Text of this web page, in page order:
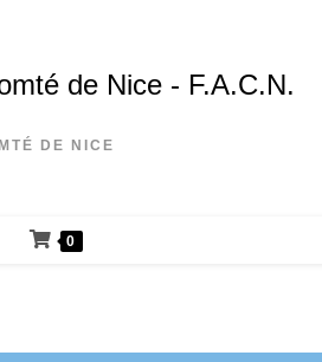
de Nice - F.A.C.N.
DE NICE
0